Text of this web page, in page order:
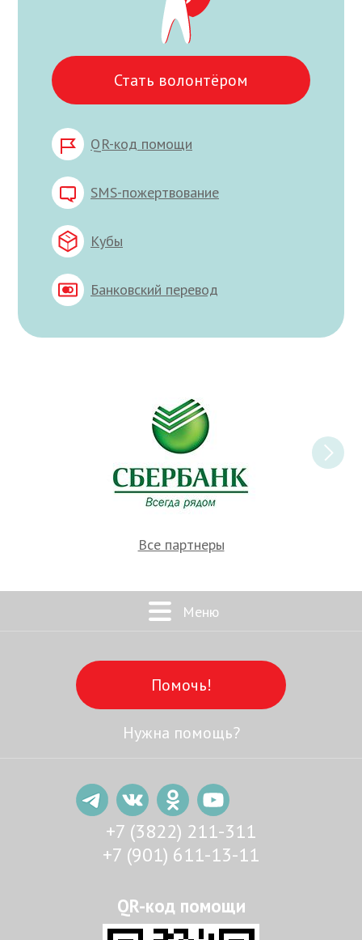
Стать волонтёром
QR-код помощи
SMS-пожертвование
Кубы
Банковский перевод
Все партнеры
Меню
Помочь!
Нужна помощь?
+7 (3822) 211-311
+7 (901) 611-13-11